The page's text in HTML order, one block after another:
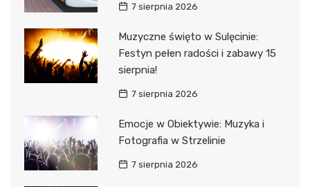
7 sierpnia 2026
Muzyczne święto w Sulęcinie:
Festyn pełen radości i zabawy 15
sierpnia!
7 sierpnia 2026
Emocje w Obiektywie: Muzyka i
Fotografia w Strzelinie
7 sierpnia 2026